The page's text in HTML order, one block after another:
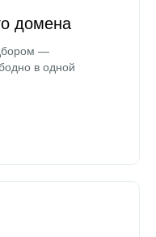
домена
—
в одной